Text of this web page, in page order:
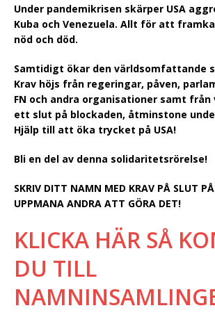
Under pandemikrisen skärper USA
Kuba och Venezuela. Allt för att
nöd och död.
Samtidigt ökar den världsomfattande
Krav höjs från regeringar, påven,
FN och andra organisationer samt
ett slut på blockaden, åtminstone
Hjälp till att öka trycket på USA!
Bli en del av denna solidaritetsrörelse!
SKRIV DITT NAMN MED KRAV PÅ SLUT
UPPMANA ANDRA ATT GÖRA DET!
KLICKA HÄR SÅ
DU TILL